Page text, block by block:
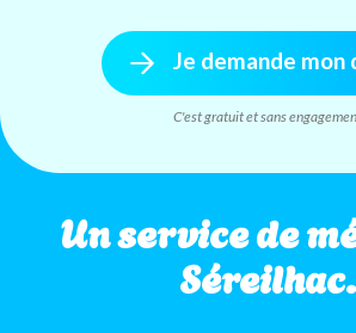
Je demande mon
C'est gratuit et sans
Un service de
Séreilhac.